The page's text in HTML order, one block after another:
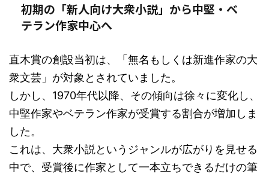
初期の「新人向け大衆小説」から中堅・ベ
テラン作家中心へ
直木賞の創設当初は、「無名もしくは新進作家の大
衆文芸」が対象とされていました。
しかし、1970年代以降、その傾向は徐々に変化し、
中堅作家やベテラン作家が受賞する割合が増加しま
した。
これは、大衆小説というジャンルが広がりを見せる
中で、受賞後に作家として一本立ちできるだけの筆